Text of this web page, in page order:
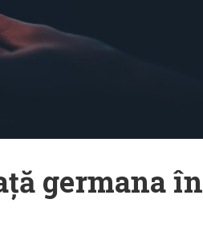
germana în